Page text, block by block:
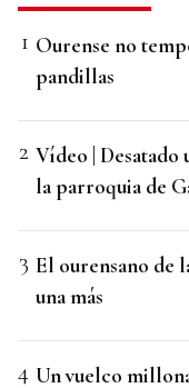
Ourense no
pandillas
Vídeo |
la parroquia de
El ourensano de
una más
Un vuelco